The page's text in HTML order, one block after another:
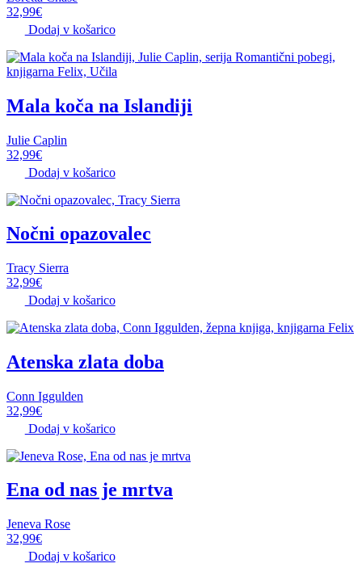
32,99€
Dodaj v košarico
Mala koča na Islandiji
Julie Caplin
32,99€
Dodaj v košarico
Nočni opazovalec
Tracy Sierra
32,99€
Dodaj v košarico
Atenska zlata doba
Conn Iggulden
32,99€
Dodaj v košarico
Ena od nas je mrtva
Jeneva Rose
32,99€
Dodaj v košarico